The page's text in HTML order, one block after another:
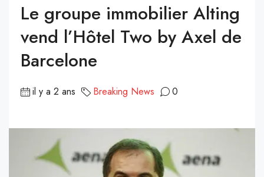
Le groupe immobilier Alting
vend l’Hôtel Two by Axel de
Barcelone
il y a 2 ans Breaking News 0